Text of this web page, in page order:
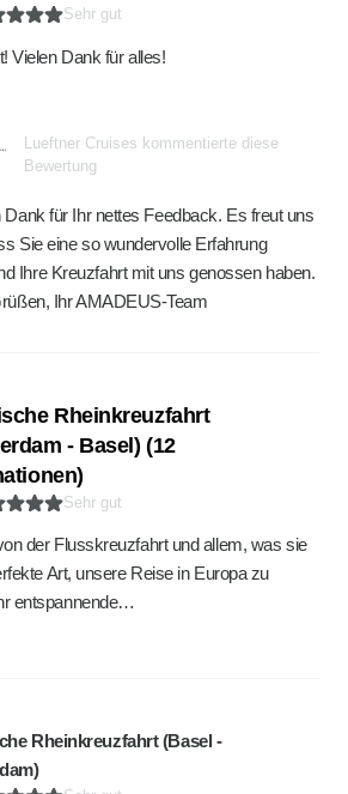
Sehr gut
Vielen Dank für alles!
Lueftner Cruises kommentierte diese
Bewertung
Dank für Ihr nettes Feedback. Es freut uns
Sie eine so wundervolle Erfahrung
Ihre Kreuzfahrt mit uns genossen haben.
Ihr AMADEUS-Team
Rheinkreuzfahrt
- Basel) (12
Sehr gut
der Flusskreuzfahrt und allem, was sie
Art, unsere Reise in Europa zu
entspannende…
Rheinkreuzfahrt (Basel -